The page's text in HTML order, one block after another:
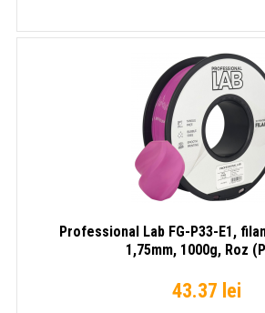
Professional Lab FG-P33-E1,
1,75mm, 1000g, Roz
43.37 lei